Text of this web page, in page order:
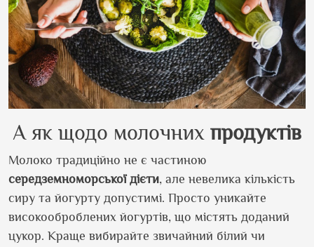
А як щодо молочних продуктів
Молоко традиційно не є частиною
середземноморської дієти, але невелика кількість
сиру та йогурту допустимі. Просто уникайте
високооброблених йогуртів, що містять доданий
цукор. Краще вибирайте звичайний білий чи